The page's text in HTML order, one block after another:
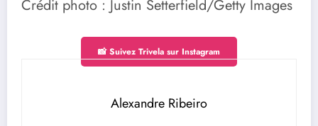
Crédit photo : Justin Setterfield/Getty Images
📸 Suivez Trivela sur Instagram
Alexandre Ribeiro